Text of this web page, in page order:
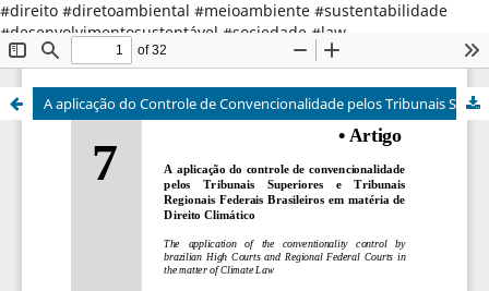
#direito #diretoambiental #meioambiente #sustentabilidade
#desenvolvimentosustentável #sociedade #law
#environmentallaw #environment #sustainabledevelopment
#society
A aplicação do Controle de Convencionalidade pelos Tribunais Superiores e Tribunais Regionais Federais Brasileira em matéria de direito climático